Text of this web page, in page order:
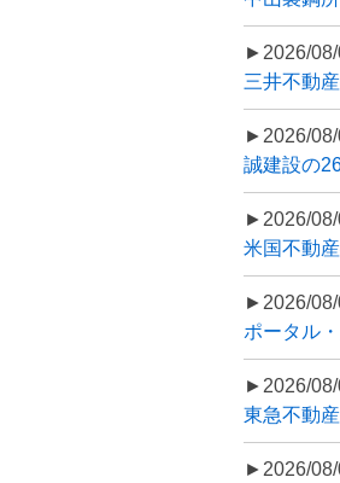
►2026/
三井不動
►2026/
誠建設の
►2026/
米国不動
►2026/
ポータル
►2026/
東急不動
►2026/